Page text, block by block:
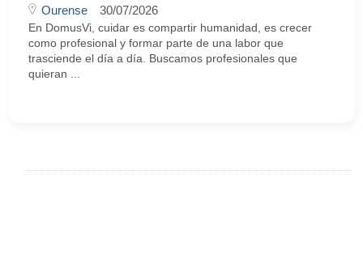
Ourense 30/07/2026
En DomusVi, cuidar es compartir humanidad, es crecer
como profesional y formar parte de una labor que
trasciende el día a día. Buscamos profesionales que
quieran ...